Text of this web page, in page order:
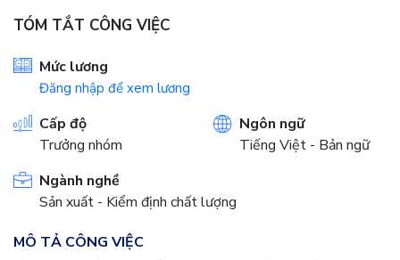
TÓM TẮT CÔNG VIỆC
Mức lương
Đăng nhập để xem lương
Cấp độ
Trưởng nhóm
Ngôn ngữ
Tiếng Việt - Bản ngữ
Ngành nghề
Sản xuất - Kiểm định chất lượng
MÔ TẢ CÔNG VIỆC